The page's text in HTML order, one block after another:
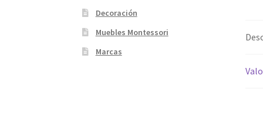
Decoración
Muebles Montessori
Marcas